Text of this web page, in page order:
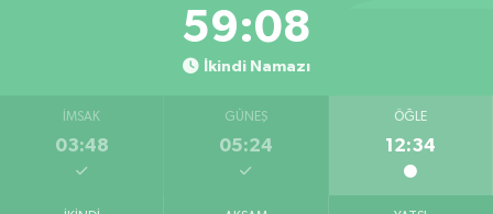
59:07
İkindi Namazı
İMSAK
03:48
GÜNEŞ
05:24
ÖĞLE
12:34